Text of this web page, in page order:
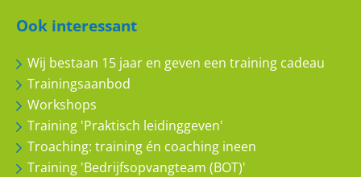
Ook interessant
Wij bestaan 15 jaar en geven een training cadeau
Trainingsaanbod
Workshops
Training 'Praktisch leidinggeven'
Troaching: training én coaching ineen
Training 'Bedrijfsopvangteam (BOT)'